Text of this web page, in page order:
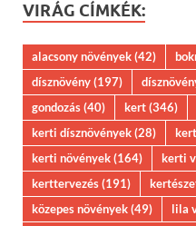
VIRÁG CÍMKÉK:
alacsony növények(42)
dísznövény(197)
gondozás(40) kert(346)
kerti dísznövények(28)
kerti növények(164) kerti
kerttervezés(191)
közepes növények(49) lila